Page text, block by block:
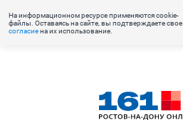
На информационном ресурсе применяются cookie-
файлы. Оставаясь на сайте, вы подтверждаете свое
согласиена их использование.